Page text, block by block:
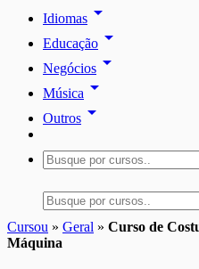
Idiomas arrow_drop_down
Educação arrow_drop_down
Negócios arrow_drop_down
Música arrow_drop_down
Outros arrow_drop_down
Cursou » Geral » Curso de
Máquina